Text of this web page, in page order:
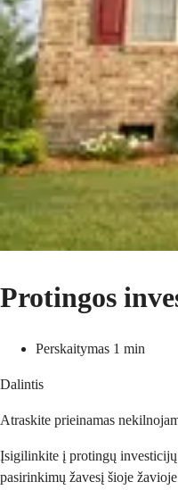
Protingos
Perskaitymas 1 min
Dalintis
Atraskite prieinamas
Įsigilinkite į protingų investicijų
pasirinkimų žavesį šioje